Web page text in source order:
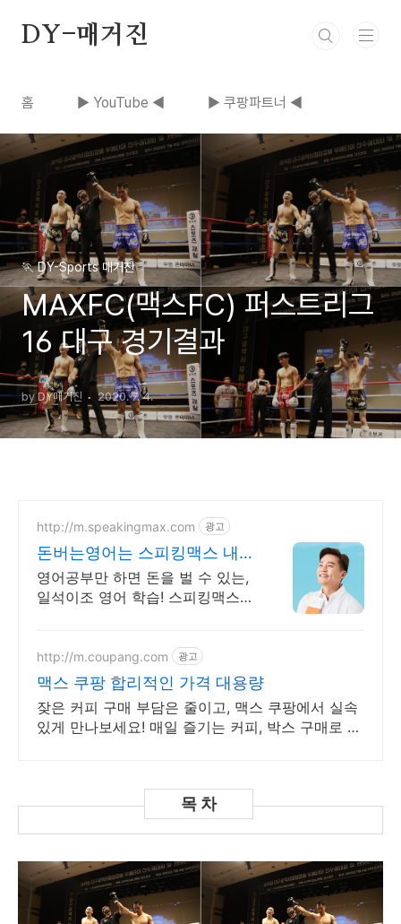
DY-매거진
홈 ▶ YouTube ◀ ▶ 쿠팡파트너 ◀
🏃 DY-Sports 매거진
MAXFC(맥스FC) 퍼스트리그
16 대구 경기결과
by DY매거진 2020. 7. 4.
http://m.speakingmax.com 광고
돈버는영어는 스피킹맥스 내가
원할 때 번만큼 출금!
영어공부만 하면 돈을 벌 수 있는,
일석이조 영어 학습! 스피킹맥스는
금보상까지 알차게!
http://m.coupang.com 광고
맥스 쿠팡 합리적인 가격 대용량
잦은 커피 구매 부담은 줄이고, 맥스 쿠팡에서 실속
있게 만나보세요! 매일 즐기는 커피, 박스 구매로 더